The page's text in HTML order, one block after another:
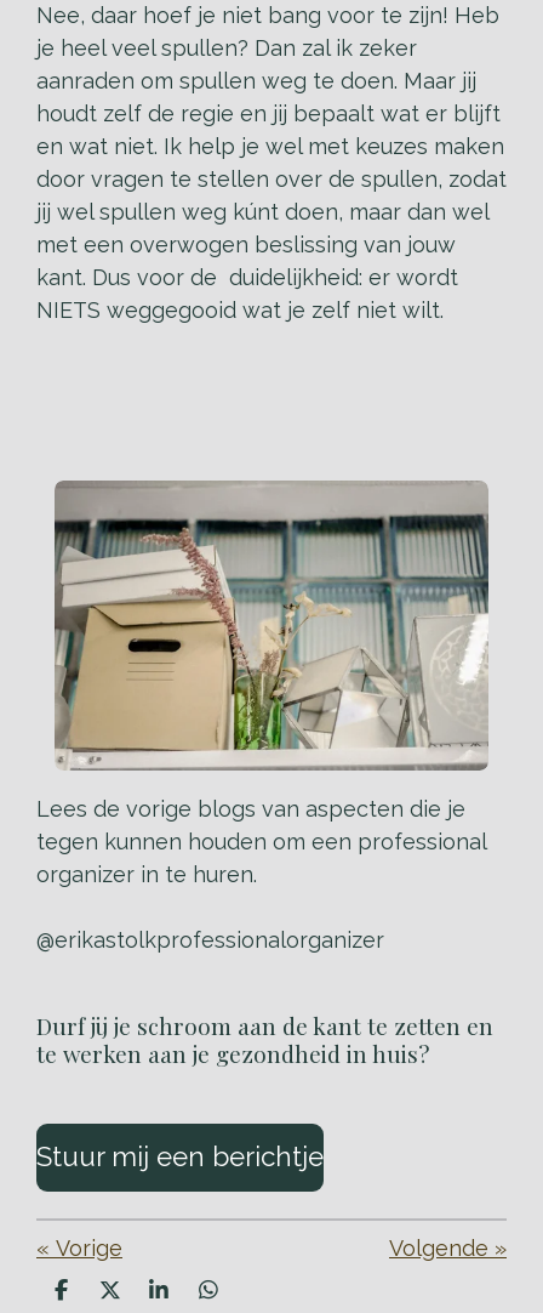
Nee, daar hoef je niet bang voor te zijn! Heb
je heel veel spullen? Dan zal ik zeker
aanraden om spullen weg te doen. Maar jij
houdt zelf de regie en jij bepaalt wat er blijft
en wat niet. Ik help je wel met keuzes maken
door vragen te stellen over de spullen, zodat
jij wel spullen weg kúnt doen, maar dan wel
met een overwogen beslissing van jouw
kant. Dus voor de duidelijkheid: er wordt
NIETS weggegooid wat je zelf niet wilt.
Lees de vorige blogs van aspecten die je
tegen kunnen houden om een professional
organizer in te huren.
@erikastolkprofessionalorganizer
Durf jij je schroom aan de kant te zetten en
te werken aan je gezondheid in huis?
Stuur mij een berichtje
« Vorige Volgende »
D
D
S
D